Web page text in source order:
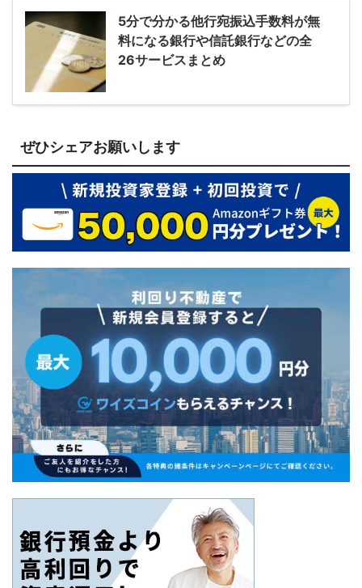
5分で分かる他行宛振込手数料が無
料になる銀行や信託銀行などの全
26サービスまとめ
ぜひシェアお願いします